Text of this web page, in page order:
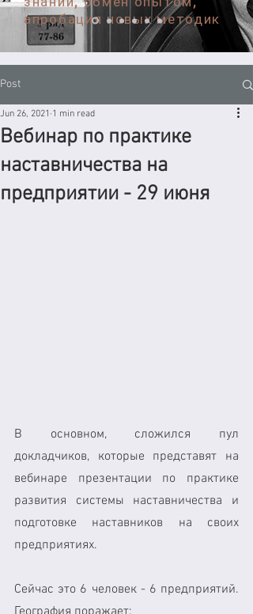
апробация новых методик
Post
Вебинар по практике
наставничества на
предприятии - 29 июня
Jun 26, 2021 1 min read
В основном, сложился пул
докладчиков, которые представят на
вебинаре презентации по практике
развития системы наставничества и
подготовке наставников на своих
предприятиях.
Сейчас это 6 человек - 6 предприятий.